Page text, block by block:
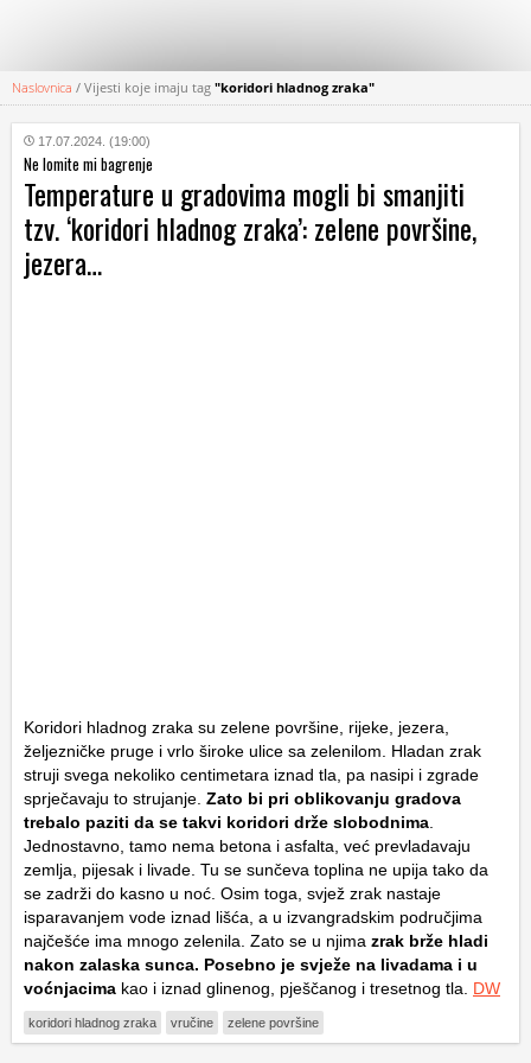
KATEGORIJE
HRVATSKI
WEB
Naslovnica / Vijesti koje imaju tag "koridori hladnog zraka"
17.07.2024. (19:00)
Ne lomite mi bagrenje
Temperature u gradovima mogli bi smanjiti
tzv. ‘koridori hladnog zraka’: zelene površine,
jezera…
Koridori hladnog zraka su zelene površine, rijeke, jezera,
željezničke pruge i vrlo široke ulice sa zelenilom. Hladan zrak
struji svega nekoliko centimetara iznad tla, pa nasipi i zgrade
sprječavaju to strujanje. Zato bi pri oblikovanju gradova
trebalo paziti da se takvi koridori drže slobodnima
Jednostavno, tamo nema betona i asfalta, već prevladavaju
zemlja, pijesak i livade. Tu se sunčeva toplina ne upija tako da
se zadrži do kasno u noć. Osim toga, svjež zrak nastaje
isparavanjem vode iznad lišća, a u izvangradskim područjima
najčešće ima mnogo zelenila. Zato se u njima zrak brže hladi
nakon zalaska sunca. Posebno je svježe na livadama i u
voćnjacima kao i iznad glinenog, pješčanog i tresetnog tla. DW
koridori hladnog zraka vručine zelene površine